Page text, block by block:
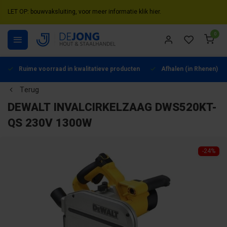
LET OP: bouwvaksluiting, voor meer informatie klik hier.
0
Ruime voorraad in kwalitatieve producten Afhalen (in Rhenen)
Terug
DEWALT INVALCIRKELZAAG DWS520KT-
QS 230V 1300W
-24%